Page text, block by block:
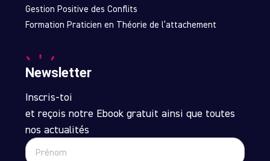
Gestion Positive des Conflits
Formation Praticien en Théorie de l’attachement
Newsletter
Inscris-toi
et reçois notre Ebook gratuit ainsi que toutes
nos actualités